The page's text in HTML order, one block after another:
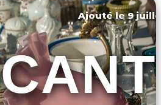
Ajouté le 9